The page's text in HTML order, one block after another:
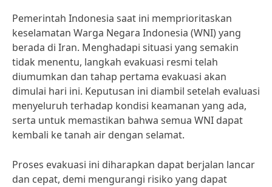
Pemerintah Indonesia saat ini memprioritaskan
keselamatan Warga Negara Indonesia (WNI) yang
berada di Iran. Menghadapi situasi yang semakin
tidak menentu, langkah evakuasi resmi telah
diumumkan dan tahap pertama evakuasi akan
dimulai hari ini. Keputusan ini diambil setelah evaluasi
menyeluruh terhadap kondisi keamanan yang ada,
serta untuk memastikan bahwa semua WNI dapat
kembali ke tanah air dengan selamat.
Proses evakuasi ini diharapkan dapat berjalan lancar
dan cepat, demi mengurangi risiko yang dapat